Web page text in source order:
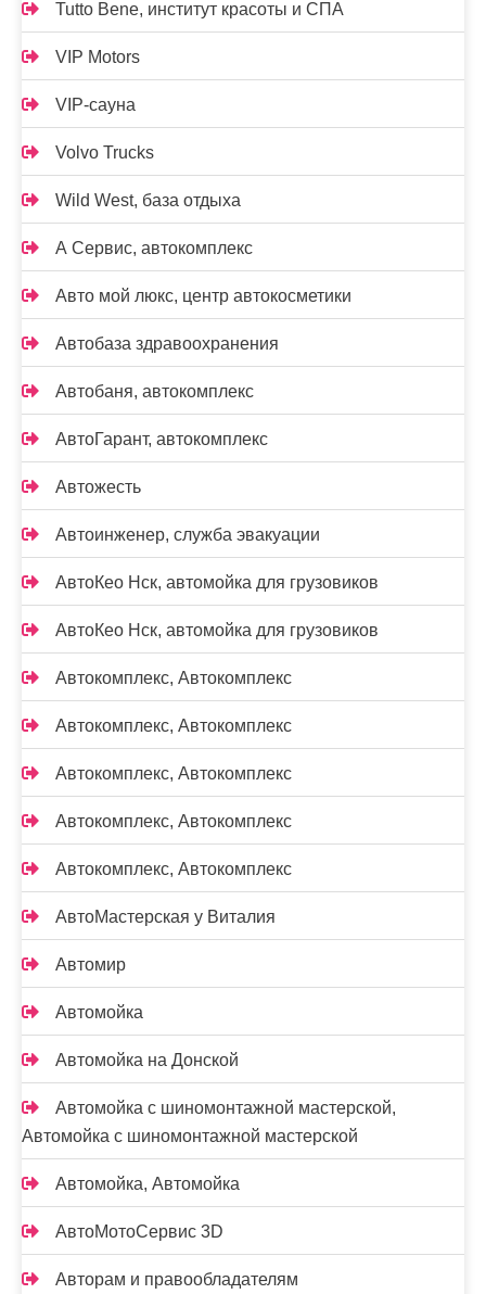
Tutto Bene, институт красоты и СПА
VIP Motors
VIP-сауна
Volvo Trucks
Wild West, база отдыха
А Сервис, автокомплекс
Авто мой люкс, центр автокосметики
Автобаза здравоохранения
Автобаня, автокомплекс
АвтоГарант, автокомплекс
Автожесть
Автоинженер, служба эвакуации
АвтоКео Нск, автомойка для грузовиков
АвтоКео Нск, автомойка для грузовиков
Автокомплекс, Автокомплекс
Автокомплекс, Автокомплекс
Автокомплекс, Автокомплекс
Автокомплекс, Автокомплекс
Автокомплекс, Автокомплекс
АвтоМастерская у Виталия
Автомир
Автомойка
Автомойка на Донской
Автомойка с шиномонтажной мастерской,
Автомойка с шиномонтажной мастерской
Автомойка, Автомойка
АвтоМотоСервис 3D
Авторам и правообладателям